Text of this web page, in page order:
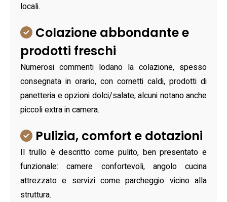
locali.
Colazione abbondante e
prodotti freschi
Numerosi commenti lodano la colazione, spesso
consegnata in orario, con cornetti caldi, prodotti di
panetteria e opzioni dolci/salate; alcuni notano anche
piccoli extra in camera.
Pulizia, comfort e dotazioni
Il trullo è descritto come pulito, ben presentato e
funzionale: camere confortevoli, angolo cucina
attrezzato e servizi come parcheggio vicino alla
struttura.